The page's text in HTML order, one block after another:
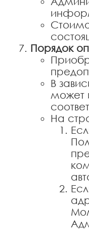
Порядок
В
может
На